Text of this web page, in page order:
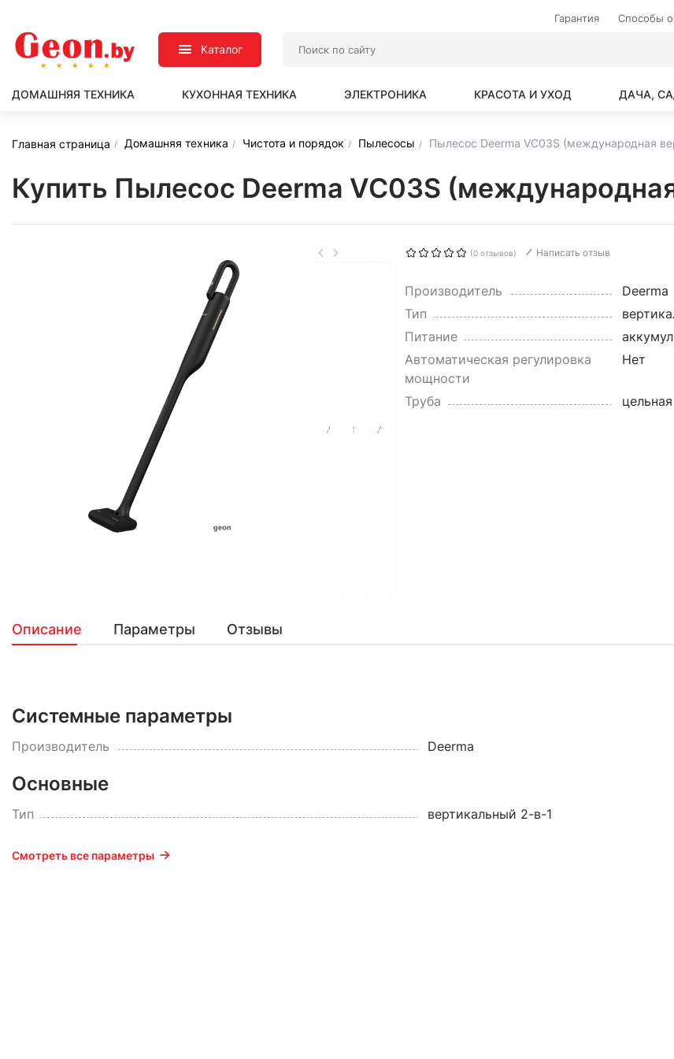
Гарантия Способы
Каталог
ДОМАШНЯЯ ТЕХНИКА КУХОННАЯ ТЕХНИКА ЭЛЕКТРОНИКА КРАСОТА И УХОД ДАЧА,
Главная страница Домашняя техника Чистота и порядок Пылесосы Пылесос Deerma VC03S (международная
Купить Пылесос Deerma VC03S
(0 отзывов) Написать отзыв
Производитель
Deerma
Тип
Питание
Автоматическая регулировка
мощности
Нет
Труба цельная
Описание Параметры Отзывы
Системные параметры
Производитель Deerma
Основные
Тип вертикальный 2-в-1
Смотреть все параметры